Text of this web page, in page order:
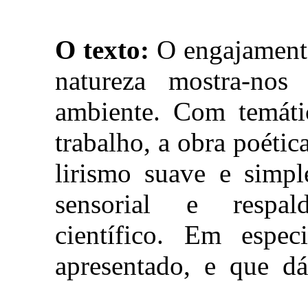
O texto: O
natureza mostra-
ambiente. Com
trabalho, a obra
lirismo suave e
sensorial e
científico. Em
apresentado, e que